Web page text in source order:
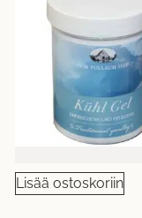
Lisää ostoskoriin